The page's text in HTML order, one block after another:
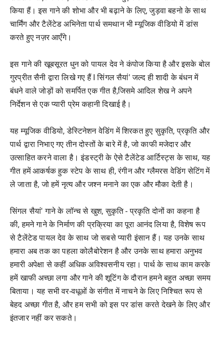
किया हैं। इस गाने की शोभा और भी बढ़ाने के लिए, जुड़वा बहनो के साथ
चार्मिंग और टैलेंटेड अभिनेता पार्थ समथान भी म्यूजिक वीडियो में डांस
करते हुए नज़र आएँगे।
इस गाने की खूबसूरत धुन को पायल देव ने कंपोज किया है और इसके बोल
गुरप्रीत सैनी द्वारा लिखे गए हैं l सिंगल सैयां' जल्द ही शादी के बंधन में
बंधने वाले जोड़ों को समर्पित एक गीत है,जिसमे आदिल शेख ने अपने
निर्देशन से एक प्यारी प्रेम कहानी दिखाई है।
यह म्यूजिक वीडियो, डेस्टिनेशन वेडिंग में शिरकत हुए सुकृति, प्रकृति और
पार्थ द्वारा निभाए गए तीन दोस्तों के बारे में है, जो काफी मजेदार और
उत्साहित करने वाला है। इंडस्ट्री के ऐसे टैलेंटेड आर्टिस्ट्स के साथ, यह
गीत हमें आकर्षक हुक स्टेप के साथ ही, रंगीन और ग्लैमरस वेडिंग सेटिंग में
ले जाता है, जो हमें नृत्य और जश्न मनाने का एक और मौका देती है।
सिंगल सैयां' गाने के लॉन्च से खुश, सुकृति - प्रकृति दोनों का कहना है
की, हमने गाने के निर्माण की प्रक्रिया का पूरा आनंद लिया है, विशेष रूप
से टैलेंटेड पायल देव के साथ जो सबसे प्यारी इंसान हैं। यह उनके साथ
हमारा अब तक का पहला कोलैबोरेशन है और उनके साथ हमारा अनुभव
हमारी अपेक्षा से कहीं अधिक अविश्वसनीय रहा। पार्थ के साथ काम करके
हमें खाफी अच्छा लगा और गाने की शूटिंग के दौरान हमने बहुत अच्छा समय
बिताया। यह सभी वर-वधूओं के संगीत में नाचने के लिए निश्चित रूप से
बेहद अच्छा गीत है, और हम सभी को इस पर डांस करते देखने के लिए और
इंतजार नहीं कर सकते।